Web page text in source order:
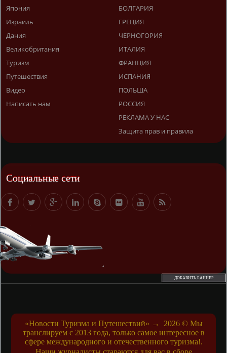
Япония
Израиль
Дания
Великобритания
Туризм
Путешествия
Видео
Написать нам
БОЛГАРИЯ
ГРЕЦИЯ
ЧЕРНОГОРИЯ
ИТАЛИЯ
ФРАНЦИЯ
ИСПАНИЯ
ПОЛЬША
РОССИЯ
РЕКЛАМА У НАС
Защита прав и правила
Социальные сети
ДОБАВИТЬ БАННЕР
«Новости Туризма и Путешествий» → 2026© Мы
транслируем с 2013 года, только самое интересное в
сфере международного и отечественного туризма!.